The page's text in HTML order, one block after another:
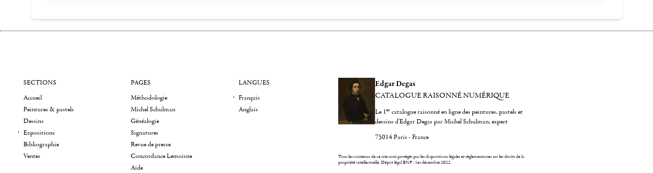
Edgar Degas
CATALOGUE RAISONNÉ NUMÉRIQUE
Le 1er catalogue raisonné en ligne des peintures, pastels et
dessins d'Edgar Degas par Michel Schulman, expert
75014 Paris - France
Tous les contenus de ce site sont protégés par les dispositions légales et réglementaires sur les droits de la
propriété intellectuelle.Dépot légal BNF : 1er décembre 2022
SECTIONS
Accueil
Peintures & pastels
Dessins
Expositions
Bibliographie
Ventes
PAGES
Méthodologie
Michel Schulman
Généalogie
Signatures
Revue de presse
Concordance Lemoisne
Aide
LANGUES
Français
Anglais